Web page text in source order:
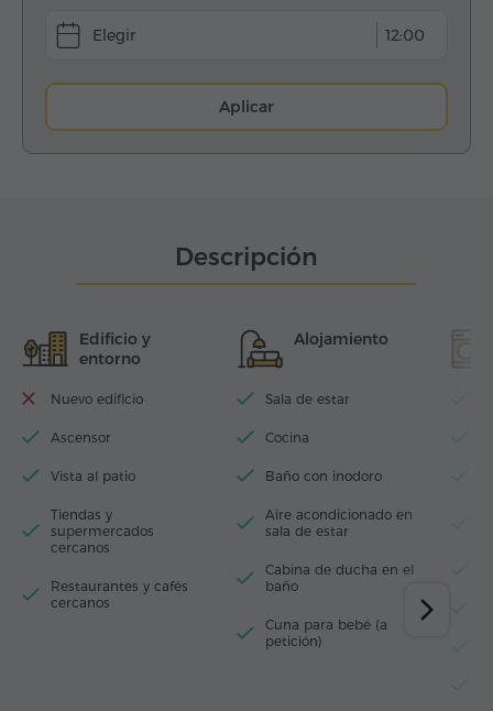
12:00
Aplicar
Descripción
Edificio y
entorno
Nuevo edificio
Ascensor
Vista al patio
Tiendas y
supermercados
cercanos
Restaurantes y cafés
cercanos
Alojamiento
Sala de estar
Cocina
Baño con inodoro
Aire acondicionado en
sala de estar
Cabina de ducha en el
baño
Cuna para bebé (a
petición)